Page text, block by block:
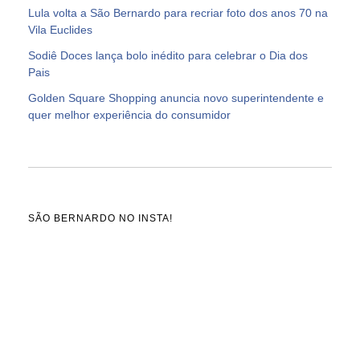
Lula volta a São Bernardo para recriar foto dos anos 70 na
Vila Euclides
Sodiê Doces lança bolo inédito para celebrar o Dia dos
Pais
Golden Square Shopping anuncia novo superintendente e
quer melhor experiência do consumidor
SÃO BERNARDO NO INSTA!